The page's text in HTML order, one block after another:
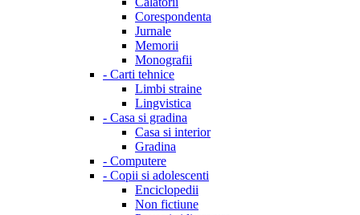
Corespondenta
Jurnale
Memorii
Monografii
- Carti tehnice
Limbi straine
Lingvistica
- Casa si gradina
Casa si interior
Gradina
- Computere
- Copii si adolescenti
Enciclopedii
Non fictiune